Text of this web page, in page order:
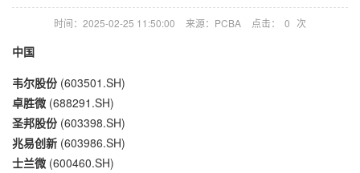
时间：2025-02-25 11:50:00 来源：PCBA 点击： 0 次
中国
韦尔股份 (603501.SH)
卓胜微 (688291.SH)
圣邦股份 (603398.SH)
兆易创新 (603986.SH)
士兰微 (600460.SH)